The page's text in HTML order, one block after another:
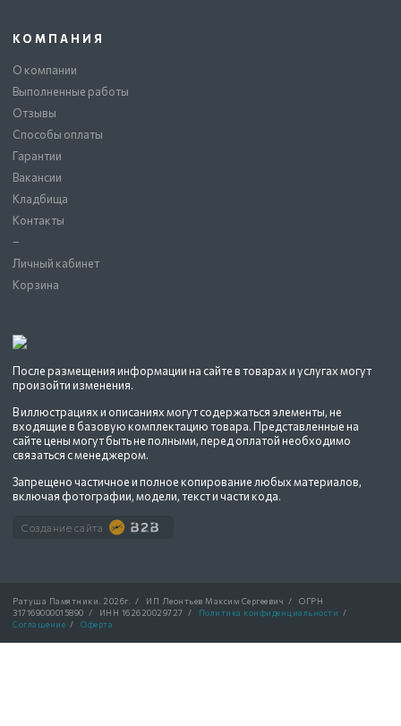
После размещения информации на сайте в товарах и услугах могут
произойти изменения.
В иллюстрациях и описаниях могут содержаться элементы, не
входящие в базовую комплектацию товара. Представленные на
сайте цены могут быть не полными, перед оплатой необходимо
связаться с менеджером.
Запрещено частичное и полное копирование любых материалов,
включая фотографии, модели, текст и части кода.
Создание сайта
КОМПАНИЯ
О компании
Выполненные работы
Отзывы
Способы оплаты
Гарантии
Вакансии
Кладбища
Контакты
–
Личный кабинет
Корзина
Ратуша Памятники. 2026г. / ИП Леонтьев Максим Сергеевич /
ОГРН
317169000015890
/ ИНН 162620029727 / Политика конфиденциальности
/
Соглашение / Оферта